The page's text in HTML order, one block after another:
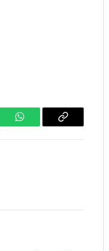
WhatsAppCopy